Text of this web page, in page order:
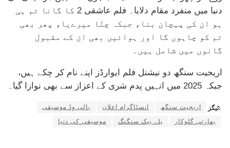
دنیا میں منفرد مقام دلایا۔ فلم عاشقی 2 کا گانا تم ہی
ہو ان کی پہچان بنا، جبکہ چنّا میرےیا، پھر بھی
تم کو چاہوں گا اور ہوائیں بھی ان کے مقبول
گانوں میں شامل ہیں۔
اریجیت سنگھ دو نیشنل فلم ایوارڈز اپنے نام کر چکے ہیں،
جبکہ 2025 میں انہیں پدم شری کے اعزاز سے بھی نوازا گیا۔
ٹیگز: اریجیت سنگھ انسٹاگرام اعلان
بالی وڈ موسیقی
بھارتی گلوکار
پلے بیک سنگنگ موسیقی کی دنیا